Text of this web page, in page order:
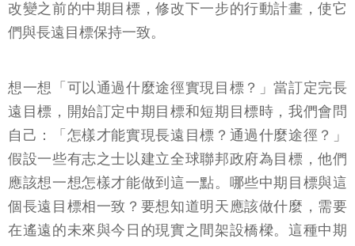
改變之前的中期目標，修改下一步的行動計畫，使它
們與長遠目標保持一致。
想一想「可以通過什麼途徑實現目標？」當訂定完長
遠目標，開始訂定中期目標和短期目標時，我們會問
自己：「怎樣才能實現長遠目標？通過什麼途徑？」
假設一些有志之士以建立全球聯邦政府為目標，他們
應該想一想怎樣才能做到這一點。哪些中期目標與這
個長遠目標相一致？要想知道明天應該做什麼，需要
在遙遠的未來與今日的現實之間架設橋樑。這種中期